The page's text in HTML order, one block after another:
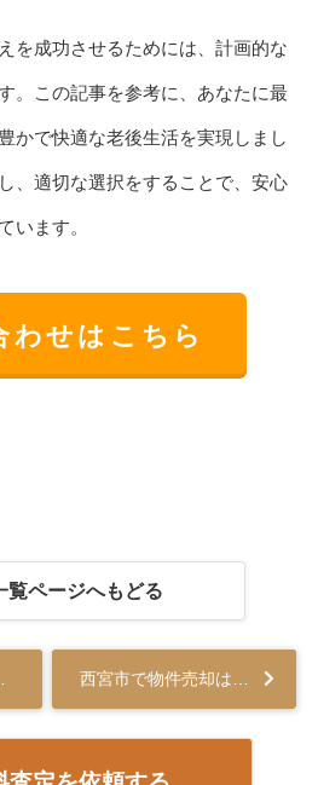
を成功させるためには、計画的な
。この記事を参考に、あなたに最
かで快適な老後生活を実現しまし
、適切な選択をすることで、安心
います。
わせはこちら
覧ページへもどる